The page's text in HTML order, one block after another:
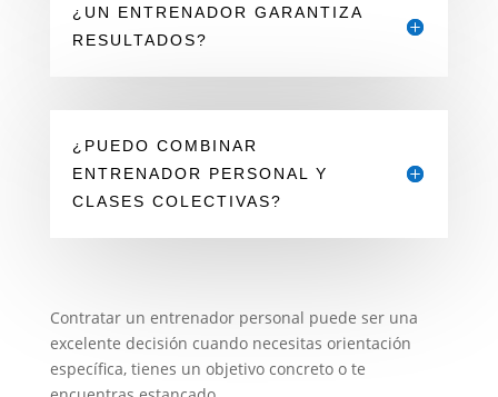
¿UN ENTRENADOR GARANTIZA
RESULTADOS?
¿PUEDO COMBINAR
ENTRENADOR PERSONAL Y
CLASES COLECTIVAS?
Contratar un entrenador personal puede ser una
excelente decisión cuando necesitas orientación
específica, tienes un objetivo concreto o te